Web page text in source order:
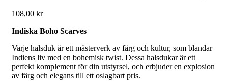
108,00 kr
Indiska Boho Scarves
Varje halsduk är ett mästerverk av färg och kultur, som blandar
Indiens liv med en bohemisk twist. Dessa halsdukar är ett
perfekt komplement för din utstyrsel, och erbjuder en explosion
av färg och elegans till ett oslagbart pris.